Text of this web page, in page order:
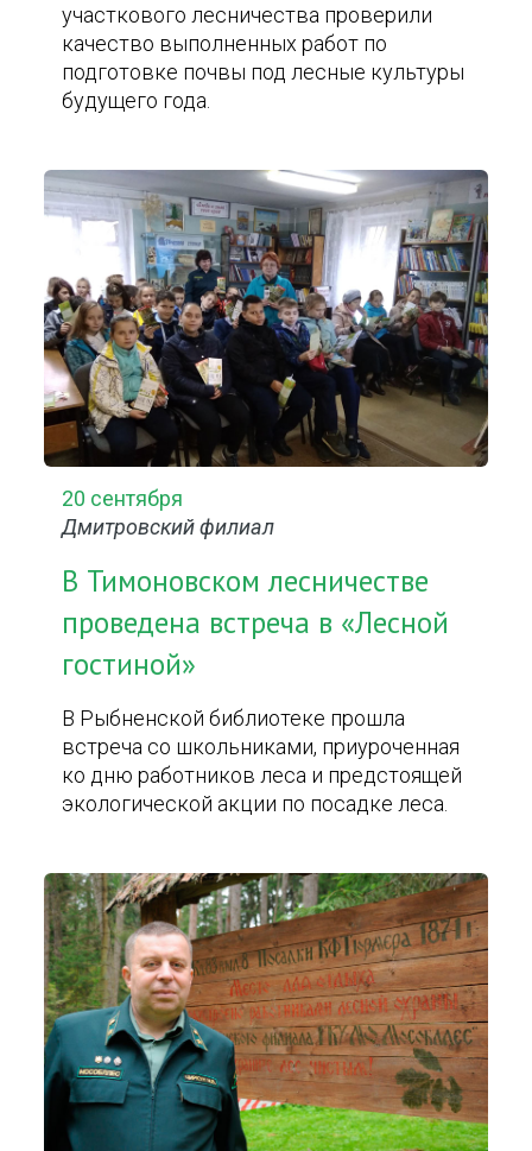
участкового лесничества проверили
качество выполненных работ по
подготовке почвы под лесные культуры
будущего года.
20 сентября
Дмитровский филиал
В Тимоновском лесничестве
проведена встреча в «Лесной
гостиной»
В Рыбненской библиотеке прошла
встреча со школьниками, приуроченная
ко дню работников леса и предстоящей
экологической акции по посадке леса.